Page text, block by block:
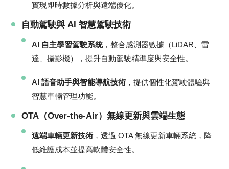
實現即時數據分析與遠端優化。
自動駕駛與 AI 智慧駕駛技術
AI 自主學習駕駛系統，整合感測器數據（LiDAR、雷
達、攝影機），提升自動駕駛精準度與安全性。
AI 語音助手與智能導航技術 ，提供個性化駕駛體驗與
智慧車輛管理功能。
OTA（Over-the-Air）無線更新與雲端生態
遠端車輛更新技術 ，透過 OTA 無線更新車輛系統，降
低維護成本並提高軟體安全性。